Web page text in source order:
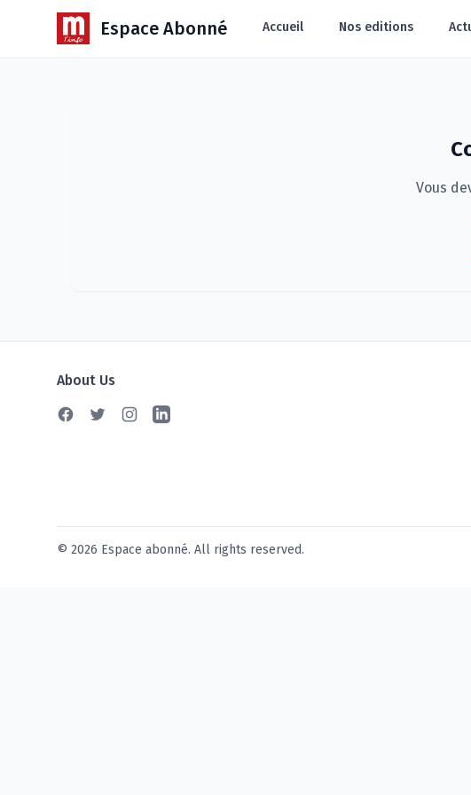
Espace Abonné Accueil Nos editions
Vous
About Us
FacebookTwitterInstagramLinkedin
© 2026 Espace abonné. All rights reserved.